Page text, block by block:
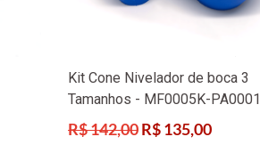
Kit Cone Nivelador de boca 3
Tamanhos - MF0005K-PA0001
Preço
R$ 142,00R$ 135,00